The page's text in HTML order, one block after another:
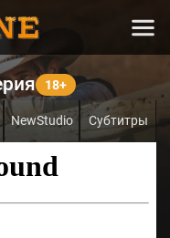
NewStudio Субтитры